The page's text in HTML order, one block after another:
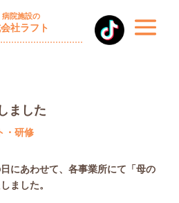
病院施設の
社ラフト
ました
・研修
にあわせて、各事業所にて「母の
ました。